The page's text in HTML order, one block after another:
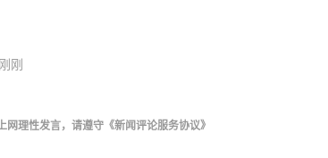
刚刚
网理性发言，请遵守 《新闻评论服务协议》